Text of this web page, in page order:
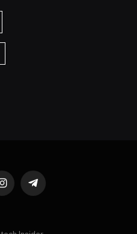
InstagramTelegram